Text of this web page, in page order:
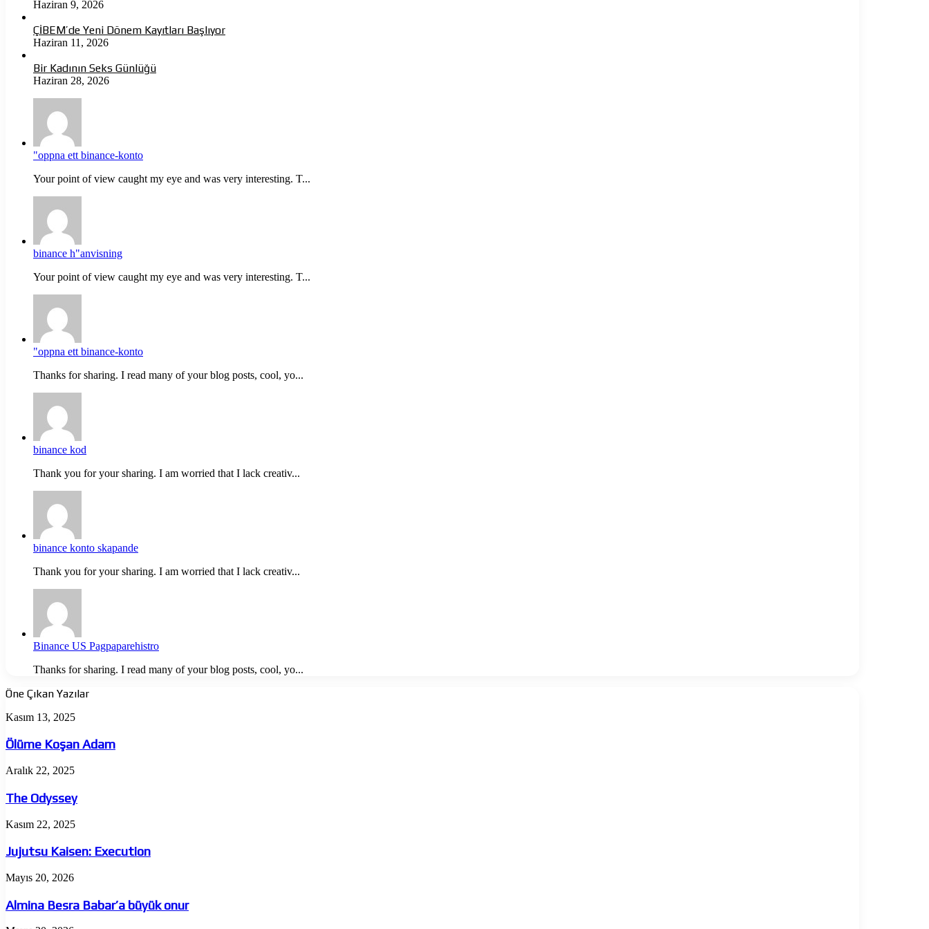
Haziran 9, 2026
ÇİBEM’de Yeni Dönem Kayıtları Başlıyor
Haziran 11, 2026
Bir Kadının Seks Günlüğü
Haziran 28, 2026
"oppna ett binance-konto
Your point of view caught my eye and was very interesting. T...
binance h"anvisning
Your point of view caught my eye and was very interesting. T...
"oppna ett binance-konto
Thanks for sharing. I read many of your blog posts, cool, yo...
binance kod
Thank you for your sharing. I am worried that I lack creativ...
binance konto skapande
Thank you for your sharing. I am worried that I lack creativ...
Binance US Pagpaparehistro
Thanks for sharing. I read many of your blog posts, cool, yo...
Öne Çıkan Yazılar
Ölüme
Adam
Kasım 13, 2025
Ölüme Koşan Adam
The
Aralık 22, 2025
The Odyssey
Jujutsu
Execution
Kasım 22, 2025
Jujutsu Kaisen: Execution
Almina
Babar’a
büyük
onur
Mayıs 20, 2026
Almina Besra Babar’a büyük onur